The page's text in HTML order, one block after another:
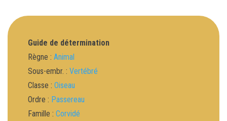
Guide de détermination
Règne : Animal
Sous-embr. : Vertébré
Classe : Oiseau
Ordre : Passereau
Famille : Corvidé